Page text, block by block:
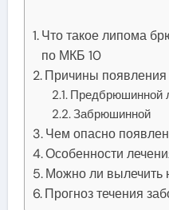
Что такое липома
по МКБ 10
Причины
Предбрюшинной
Забрюшинной
Чем опасно
Особенности
Можно ли вылечить
Прогноз течения